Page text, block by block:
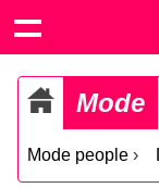
Mode
Mode people ›